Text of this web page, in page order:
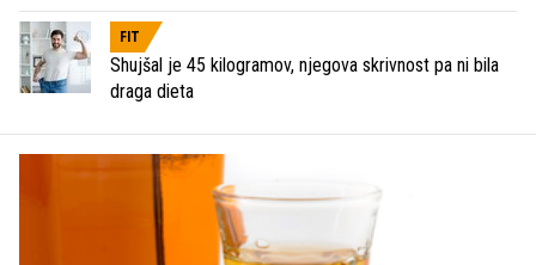
FIT
Shujšal je 45 kilogramov, njegova skrivnost pa ni bila
draga dieta